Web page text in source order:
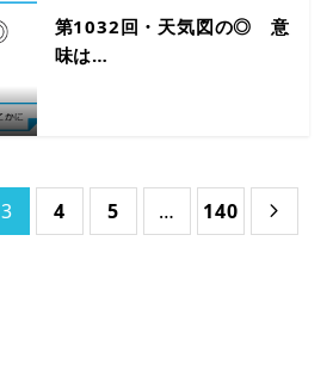
第1032回・天気図の◎ 意
味は…
3 4 5 … 140 